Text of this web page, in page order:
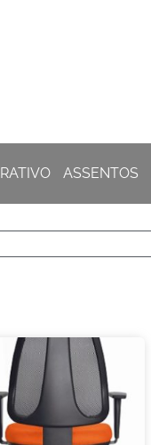
ASSENTOS